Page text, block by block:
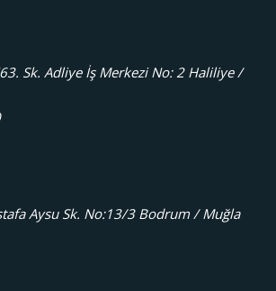
Sk. Adliye İş Merkezi No: 2 Haliliye /
Aysu Sk. No:13/3 Bodrum / Muğla